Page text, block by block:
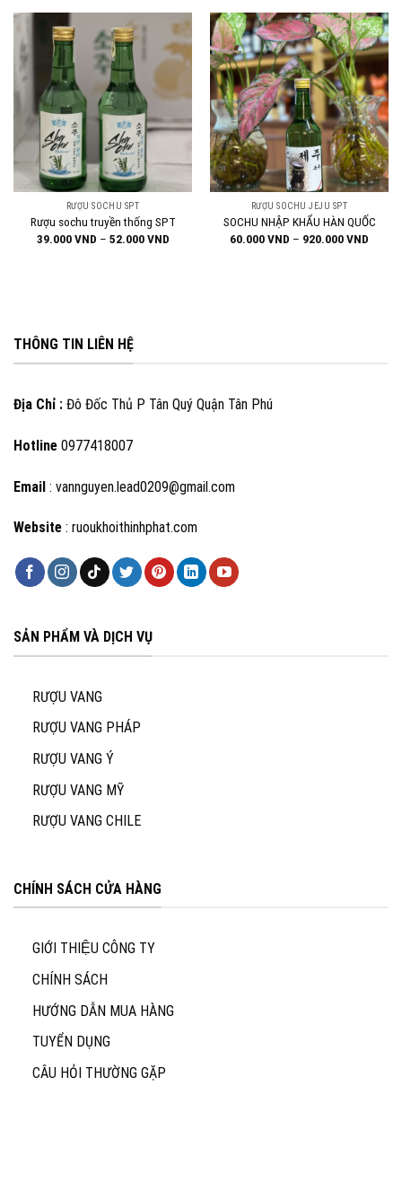
RƯỢU SOCHU SPT
Rượu sochu truyền thống SPT
39.000VND – 52.000VNDKhoảng
RƯỢU SOCHU JEJU SPT
SOCHU NHẬP KHẨU HÀN QUỐC
60.000VND – 920.000VND
THÔNG TIN LIÊN HỆ
Địa Chỉ : Đô Đốc Thủ P Tân Quý Quận Tân Phú
Hotline 0977418007
Email : vannguyen.lead0209@gmail.com
Website : ruoukhoithinhphat.com
SẢN PHẨM VÀ DỊCH VỤ
RƯỢU VANG
RƯỢU VANG PHÁP
RƯỢU VANG Ý
RƯỢU VANG MỸ
RƯỢU VANG CHILE
CHÍNH SÁCH CỬA HÀNG
GIỚI THIỆU CÔNG TY
CHÍNH SÁCH
HƯỚNG DẪN MUA HÀNG
TUYỂN DỤNG
CÂU HỎI THƯỜNG GẶP